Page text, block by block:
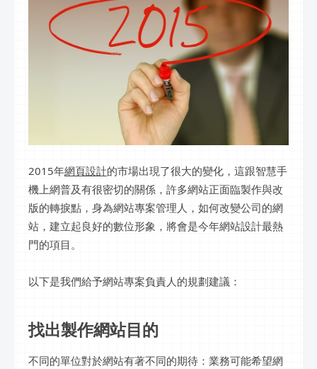
2015年網頁設計的市場出現了很大的變化，這跟智慧手
機上網普及有很密切的關係，許多網站正面臨製作與改
版的轉捩點，身為網站專案管理人，如何改變公司的網
站，建立起良好的數位形象，將會是今年網站設計最熱
門的項目。
以下是我們給予網站專案負責人的規劃建議：
找出製作網站目的
不同的單位對於網站有著不同的期待：業務可能希望網